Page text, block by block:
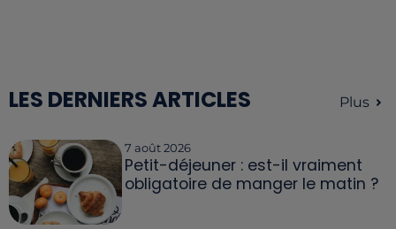
LES DERNIERS ARTICLES Plus
7 août 2026
Petit-déjeuner : est-il vraiment
obligatoire de manger le matin ?